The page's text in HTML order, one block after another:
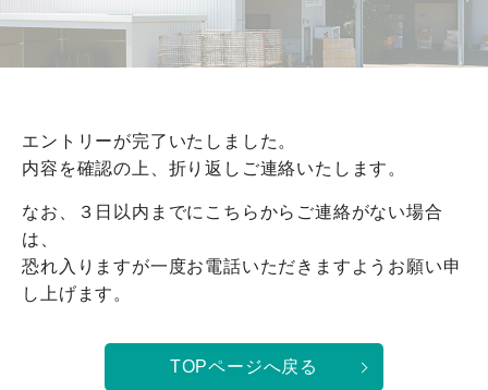
エントリーが完了いたしました。
内容を確認の上、折り返しご連絡いたします。
なお、３日以内までにこちらからご連絡がない場合
は、
恐れ入りますが一度お電話いただきますようお願い申
し上げます。
TOPページへ戻る